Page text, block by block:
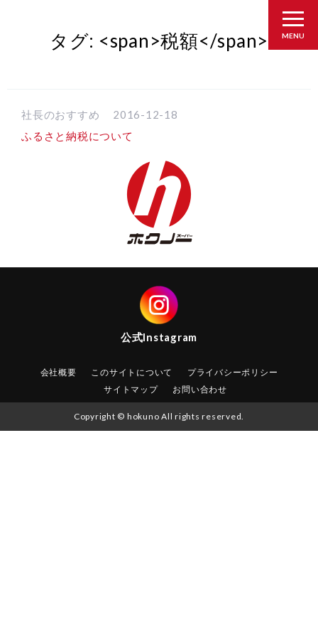
MENU
タグ: <span>税額</span>
社長のおすすめ
2016-12-18
ふるさと納税について
公式Instagram
会社概要 このサイトについて
プライバシーポリシー
サイトマップ
お問い合わせ
Copyright © hokuno All rights reserved.